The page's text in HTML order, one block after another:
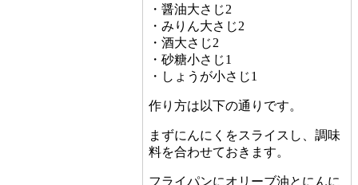
・醤油大さじ2
・みりん大さじ2
・酒大さじ2
・砂糖小さじ1
・しょうが小さじ1
作り方は以下の通りです。
まずにんにくをスライスし、調味
料を合わせておきます。
フライパンにオリーブ油とにんに